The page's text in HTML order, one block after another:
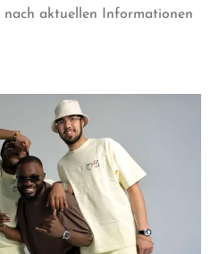
aktuellen Informationen